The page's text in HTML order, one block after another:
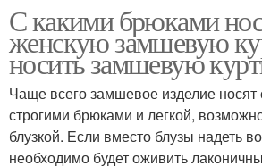
Куртки с широкими
плечами
С какими брюками
женскую замшевую
носить замшевую
Чаще всего замшевое изделие
строгими брюками и легкой,
блузкой. Если вместо блузы надеть
необходимо будет оживить